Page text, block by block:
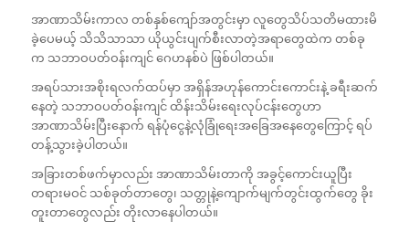
အာဏာသိမ်းကာလ တစ်နှစ်ကျော်အတွင်းမှာ လူတွေသိပ်သတိမထားမိ
ခဲ့ပေမယ့် သိသိသာသာ ယိုယွင်းပျက်စီးလာတဲ့အရာတွေထဲက တစ်ခု
က သဘာဝ‌ပတ်ဝန်းကျင် ဂေဟနစ်ပဲ ဖြစ်ပါတယ်။
အရပ်သားအစိုးရလက်ထပ်မှာ အရှိန်အဟုန်ကောင်းကောင်းနဲ့ ခရီးဆက်
နေတဲ့ သဘာဝ‌ပတ်ဝန်းကျင် ထိန်းသိမ်းရေးလုပ်ငန်းတွေဟာ
အာဏာသိမ်းပြီးနောက် ရန်ပုံငွေနဲ့လုံခြုံရေးအခြေအနေတွေကြောင့် ရပ်
တန့်သွားခဲ့ပါတယ်။
အခြားတစ်ဖက်မှာလည်း အာဏာသိမ်းတာကို အခွင့်ကောင်းယူပြီး
တရားမဝင် သစ်ခုတ်တာတွေ၊ သတ္တုနဲ့ကျောက်မျက်တွင်းထွက်တွေ ခိုး
တူးတာတွေလည်း တိုးလာနေပါတယ်။